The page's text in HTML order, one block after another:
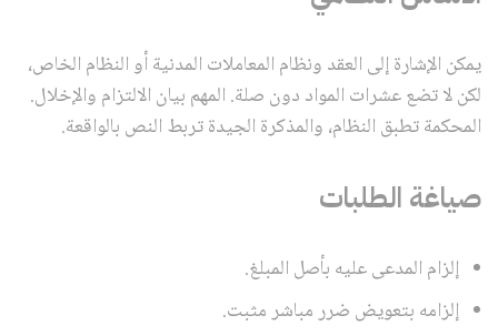
يمكن الإشارة إلى العقد ونظام المعاملات المدنية أو النظام الخاص،
لكن لا تضع عشرات المواد دون صلة. المهم بيان الالتزام والإخلال.
المحكمة تطبق النظام، والمذكرة الجيدة تربط النص بالواقعة.
صياغة الطلبات
إلزام المدعى عليه بأصل المبلغ.
إلزامه بتعويض ضرر مباشر مثبت.